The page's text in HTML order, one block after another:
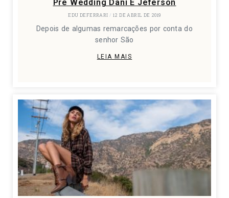
Pre Wedding Dani E Jeferson
EDU DEFERRARI 12 DE ABRIL DE 2019
Depois de algumas remarcações por conta do
senhor São
LEIA MAIS